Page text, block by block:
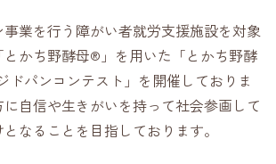
業を行う障がい者就労支援施設を対象
とかち野酵母®」を用いた「とかち野酵
ドパンコンテスト」を開催しておりま
自信や生きがいを持って社会参画して
なることを目指しております。